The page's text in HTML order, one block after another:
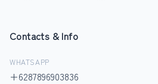
Contacts & Info
WHATSAPP
+6287896903836